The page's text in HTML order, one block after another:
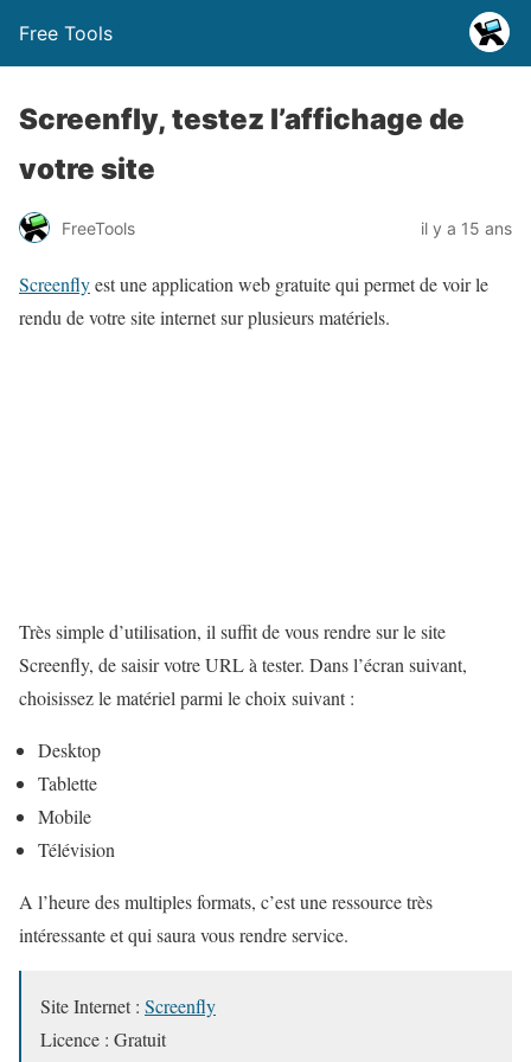
Free Tools
Screenfly, testez l’affichage de
votre site
FreeTools il y a 15 ans
Screenflyest une application web gratuite qui permet de voir le
rendu de votre site internet sur plusieurs matériels.
Très simple d’utilisation, il suffit de vous rendre sur le site
Screenfly, de saisir votre URL à tester. Dans l’écran suivant,
choisissez le matériel parmi le choix suivant :
Desktop
Tablette
Mobile
Télévision
A l’heure des multiples formats, c’est une ressource très
intéressante et qui saura vous rendre service.
Site Internet : Screenfly
Licence : Gratuit